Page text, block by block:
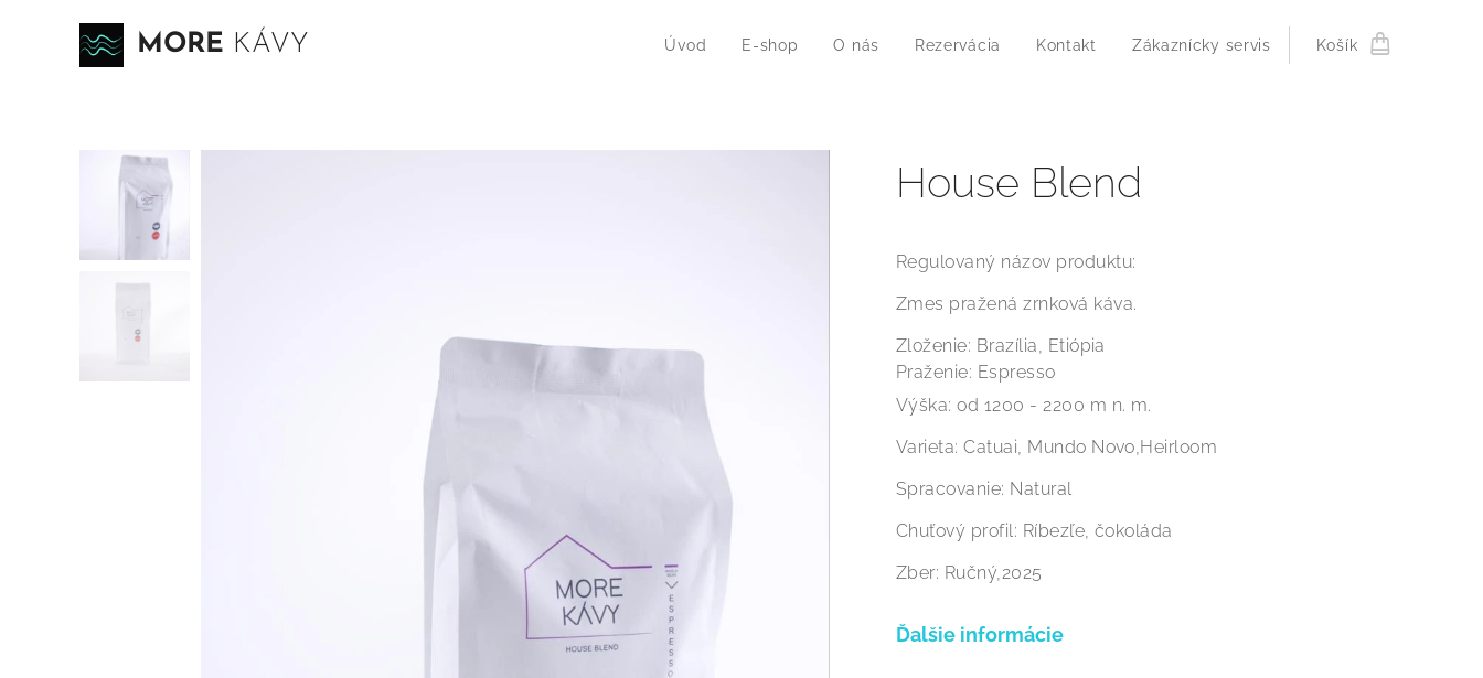
MORE KÁVY Úvod E-shop O nás Rezervácia Kontakt Zákaznícky servis Košík
House Blend
Regulovaný názov produktu:
Zmes pražená zrnková káva.
Zloženie: Brazília, Etiópia
Praženie: Espresso
Výška: od 1200 - 2200 m n. m.
Varieta: Catuai, Mundo Novo,Heirloom
Spracovanie: Natural
Chuťový profil: Ríbezľe, čokoláda
Zber: Ručný,2025
Ďalšie informácie